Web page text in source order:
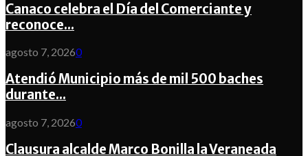
Canaco celebra el Día del Comerciante y
reconoce...
agosto 7, 20260
Atendió Municipio más de mil 500 baches
durante...
agosto 7, 20260
Clausura alcalde Marco Bonilla la Veraneada